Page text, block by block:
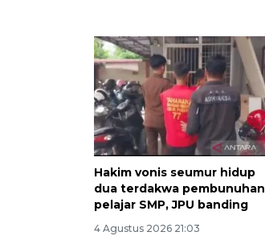
Hakim vonis seumur hidup
dua terdakwa pembunuhan
pelajar SMP, JPU banding
4 Agustus 2026 21:03